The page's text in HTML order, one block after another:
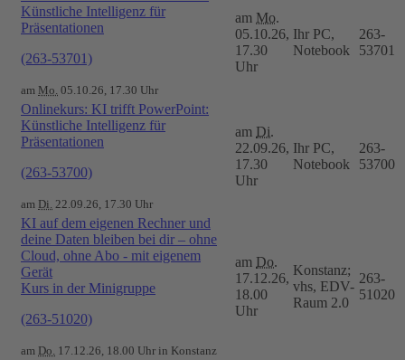
Künstliche Intelligenz für
Präsentationen
(263-53701)
am Mo. 05.10.26, 17.30 Uhr
am Mo.
05.10.26,
17.30
Uhr
Ihr PC,
Notebook
263-
53701
Onlinekurs: KI trifft PowerPoint:
Künstliche Intelligenz für
Präsentationen
(263-53700)
am Di. 22.09.26, 17.30 Uhr
am Di.
22.09.26,
17.30
Uhr
Ihr PC,
Notebook
263-
53700
KI auf dem eigenen Rechner und
deine Daten bleiben bei dir – ohne
Cloud, ohne Abo - mit eigenem
Gerät
Kurs in der Minigruppe
(263-51020)
am Do. 17.12.26, 18.00 Uhr in Konstanz
am Do.
17.12.26,
18.00
Uhr
Konstanz;
vhs, EDV-
Raum 2.0
263-
51020